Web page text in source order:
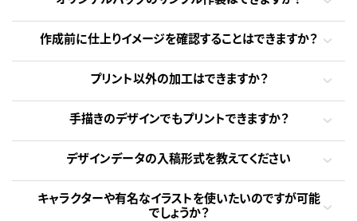
作成前に仕上りイメージを確認することはできますか？
プリント以外の加工はできますか？
手描きのデザインでもプリントできますか？
デザインデータの入稿形式を教えてください
キャラクターや有名なイラストを使いたいのですが可能
でしょうか？